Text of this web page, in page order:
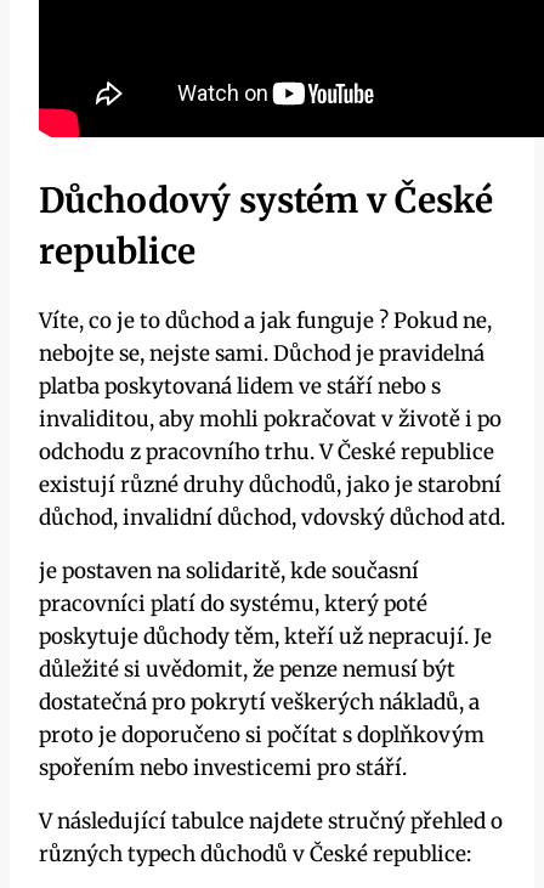
Důchodový systém v České
republice
Víte, co je to důchod a jak funguje ? Pokud ne,
nebojte se, nejste sami. Důchod je pravidelná
platba poskytovaná lidem ve stáří nebo s
invaliditou, aby mohli pokračovat v životě i po
odchodu z pracovního trhu. V České republice
existují různé druhy důchodů, jako je starobní
důchod, invalidní důchod, vdovský důchod atd.
je postaven na solidaritě, kde současní
pracovníci platí do systému, který poté
poskytuje důchody těm, kteří už nepracují. Je
důležité si uvědomit, že penze nemusí být
dostatečná pro pokrytí veškerých nákladů, a
proto je doporučeno si počítat s doplňkovým
spořením nebo investicemi pro stáří.
V následující tabulce najdete stručný přehled o
různých typech důchodů v České republice: